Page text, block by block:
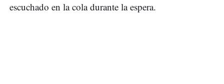
escuchado en la cola durante la espera.